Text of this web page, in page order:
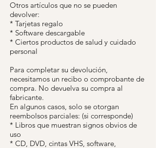
Otros artículos que no se pueden
devolver:
* Tarjetas regalo
* Software descargable
* Ciertos productos de salud y cuidado
personal
Para completar su devolución,
necesitamos un recibo o comprobante de
compra. No devuelva su compra al
fabricante.
En algunos casos, solo se otorgan
reembolsos parciales: (si corresponde)
* Libros que muestran signos obvios de
uso
* CD, DVD, cintas VHS, software,